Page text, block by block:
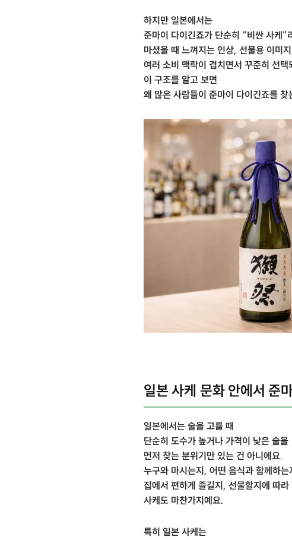
하지만 일본에서는
준마이 다이긴죠가 단순히 “비싼 사케”
마셨을 때 느껴지는 인상, 선물용 이미
여러 소비 맥락이 겹치면서 꾸준히 선택
이 구조를 알고 보면
왜 많은 사람들이 준마이 다이긴죠를
일본 사케 문화 안에서 준
일본에서는 술을 고를 때
단순히 도수가 높거나 가격이 낮은 술을
먼저 찾는 분위기만 있는 건 아니에요.
누구와 마시는지, 어떤 음식과 함께하는
집에서 편하게 즐길지, 선물할지에 따
사케도 마찬가지예요.
특히 일본 사케는